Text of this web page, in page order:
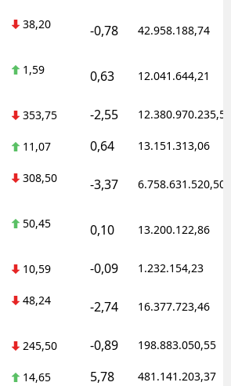
38,20 -0,78 42.958.188,74
1,59 0,63 12.041.644,21
353,75 -2,55 12.380.970.235,50
11,07 0,64 13.151.313,06
308,50 -3,37 6.758.631.520,50
50,45 0,10 13.200.122,86
10,59 -0,09 1.232.154,23
48,24 -2,74 16.377.723,46
245,50 -0,89 198.883.050,55
14,65 5,78 481.141.203,37